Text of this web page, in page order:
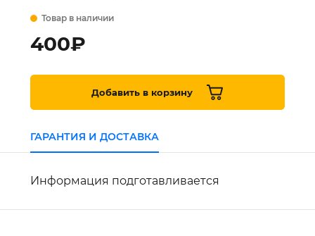
Товар в наличии
400₽
Добавить в корзину
ГАРАНТИЯ И ДОСТАВКА
Информация подготавливается